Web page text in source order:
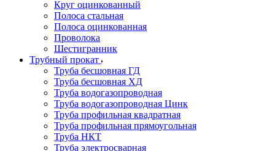
Круг оцинкованный
Полоса стальная
Полоса оцинкованная
Проволока
Шестигранник
Трубный прокат
Труба бесшовная ГД
Труба бесшовная ХД
Труба водогазопроводная
Труба водогазопроводная Цинк
Труба профильная квадратная
Труба профильная прямоугольная
Труба НКТ
Труба электросварная